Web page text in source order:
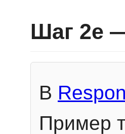
Шаг 2e
В
Пример